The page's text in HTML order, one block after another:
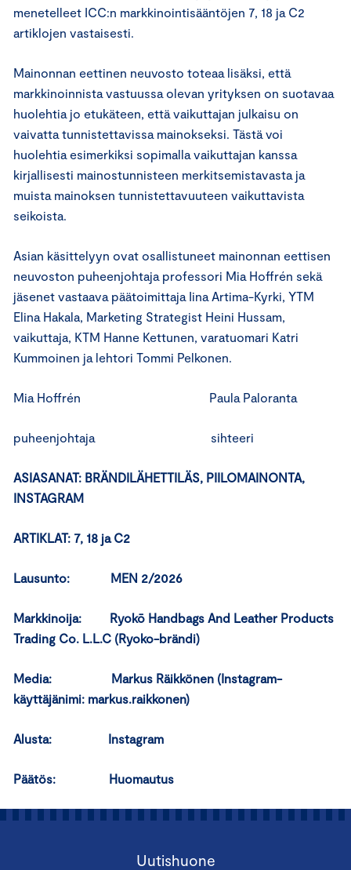
menetelleet ICC:n markkinointisääntöjen 7, 18 ja C2
artiklojen vastaisesti.
Mainonnan eettinen neuvosto toteaa lisäksi, että
markkinoinnista vastuussa olevan yrityksen on suotavaa
huolehtia jo etukäteen, että vaikuttajan julkaisu on
vaivatta tunnistettavissa mainokseksi. Tästä voi
huolehtia esimerkiksi sopimalla vaikuttajan kanssa
kirjallisesti mainostunnisteen merkitsemistavasta ja
muista mainoksen tunnistettavuuteen vaikuttavista
seikoista.
Asian käsittelyyn ovat osallistuneet mainonnan eettisen
neuvoston puheenjohtaja professori Mia Hoffrén sekä
jäsenet vastaava päätoimittaja Iina Artima-Kyrki, YTM
Elina Hakala, Marketing Strategist Heini Hussam,
vaikuttaja, KTM Hanne Kettunen, varatuomari Katri
Kummoinen ja lehtori Tommi Pelkonen.
Mia Hoffrén Paula Paloranta
puheenjohtaja sihteeri
ASIASANAT: BRÄNDILÄHETTILÄS, PIILOMAINONTA,
INSTAGRAM
ARTIKLAT: 7, 18 ja C2
Lausunto: MEN 2/2026
Markkinoija: Ryokō Handbags And Leather Products
Trading Co. L.L.C (Ryoko-brändi)
Media: Markus Räikkönen (Instagram-
käyttäjänimi: markus.raikkonen)
Alusta: Instagram
Päätös: Huomautus
Uutishuone